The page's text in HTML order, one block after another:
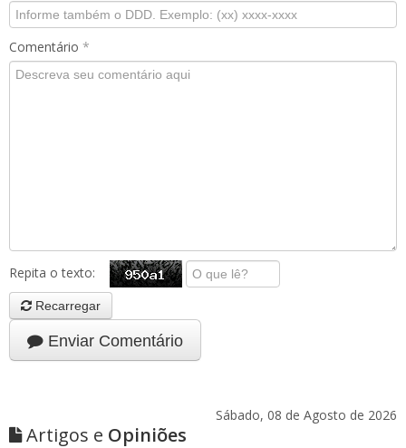
Comentário *
Repita o texto:
Recarregar
Enviar Comentário
Sábado, 08 de Agosto de 2026
Artigos e Opiniões